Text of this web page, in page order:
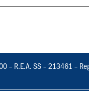
– R.E.A. SS – 213461 –